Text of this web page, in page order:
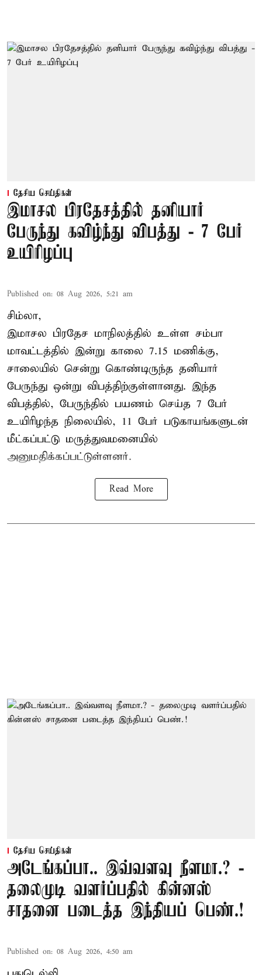
தேசிய செய்திகள்
இமாசல பிரதேசத்தில் தனியார்
பேருந்து கவிழ்ந்து விபத்து - 7 பேர்
உயிரிழப்பு
Published on: 08 Aug 2026, 5:21 am
சிம்லா,
இமாசல பிரதேச மாநிலத்தில் உள்ள சம்பா
மாவட்டத்தில் இன்று காலை 7.15 மணிக்கு,
சாலையில் சென்று கொண்டிருந்த தனியார்
பேருந்து ஒன்று விபத்திற்குள்ளானது. இந்த
விபத்தில், பேருந்தில் பயணம் செய்த 7 பேர்
உயிரிழந்த நிலையில், 11 பேர் படுகாயங்களுடன்
மீட்கப்பட்டு மருத்துவமனையில்
அனுமதிக்கப்பட்டுள்ளனர்.
Read More
தேசிய செய்திகள்
அடேங்கப்பா.. இவ்வளவு நீளமா.? -
தலைமுடி வளர்ப்பதில் கின்னஸ்
சாதனை படைத்த இந்தியப் பெண்.!
Published on: 08 Aug 2026, 4:50 am